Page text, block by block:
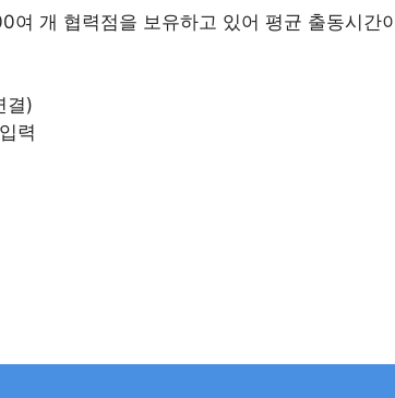
개 협력점을 보유하고 있어 평균 출동시간
결)
력